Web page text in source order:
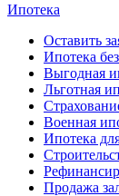
Ипотека
Оставить
Ипотека
Выгодная
Льготная
Военная
Ипотека
Продажа